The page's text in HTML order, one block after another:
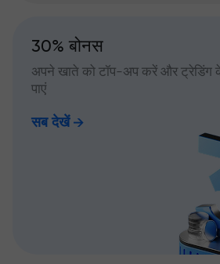
30% बोनस
अपने खाते को टॉप-अप करें और ट्रेडिंग
पाएं
सब देखें